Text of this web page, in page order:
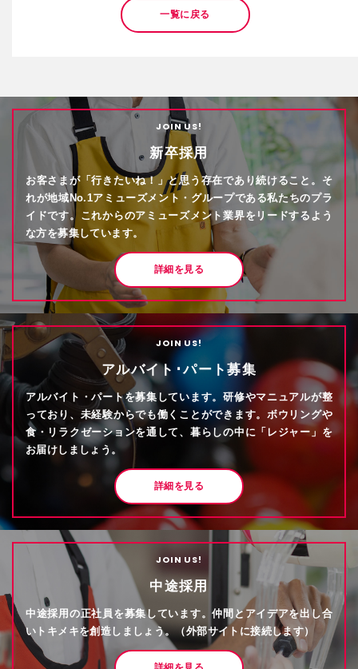
一覧に戻る
JOIN US!
新卒採用
お客さまが「行きたいね！」と思う存在であり続けること。そ
れが地域No.1アミューズメント・グループである私たちのプラ
イドです。これからのアミューズメント業界をリードするよう
な方を募集しています。
詳細を見る
JOIN US!
アルバイト･パート募集
アルバイト・パートを募集しています。研修やマニュアルが整
っており、未経験からでも働くことができます。ボウリングや
食・リラクゼーションを通して、暮らしの中に「レジャー」を
お届けしましょう。
詳細を見る
JOIN US!
中途採用
中途採用の正社員を募集しています。仲間とアイデアを出し合
いトキメキを創造しましょう。（外部サイトに接続します）